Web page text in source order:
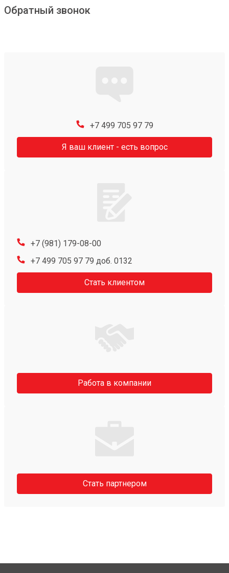
Обратный звонок
+7 499 705 97 79
Я ваш клиент - есть вопрос
+7 (981) 179-08-00
+7 499 705 97 79 доб. 0132
Стать клиентом
Работа в компании
Стать партнером